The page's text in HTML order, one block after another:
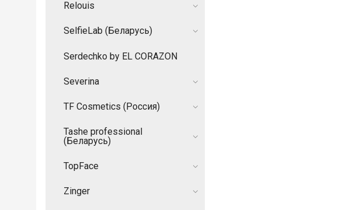
Relouis
SelfieLab (Беларусь)
Serdechko by EL CORAZON
Severina
TF Cosmetics (Россия)
Tashe professional
(Беларусь)
TopFace
Zinger